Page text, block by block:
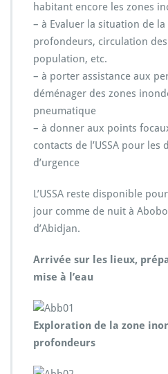
habitant encore les zones
– à Evaluer la situation de
profondeurs, circulation
population, etc.
– à porter assistance aux
déménager des zones
pneumatique
– à donner aux points
contacts de l’USSA pour
d’urgence
L’USSA reste disponible
jour comme de nuit à
d’Abidjan.
Arrivée sur les lieux,
mise à l’eau
Exploration de la zone
profondeurs